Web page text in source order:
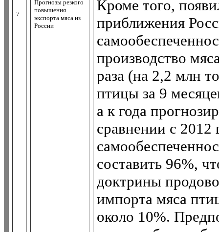
7
Прогнозы резкого
повышения
экспорта мяса из
России
Кроме того,
приближения
производство
раза (на 2,2 млн
птицы за 9
а к года
сравнении с
составить 96%,
доктрины
импорта мяса
около 10%.